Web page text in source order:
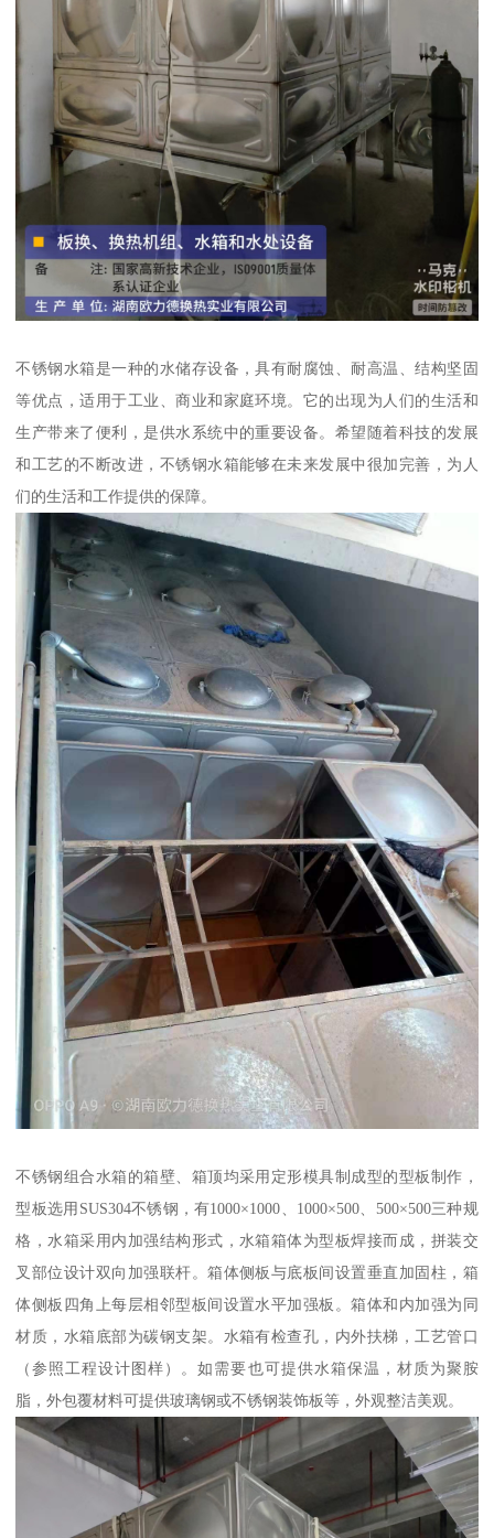
不锈钢水箱是一种的水储存设备，具有耐腐蚀、耐高温、结构坚固
等优点，适用于工业、商业和家庭环境。它的出现为人们的生活和
生产带来了便利，是供水系统中的重要设备。希望随着科技的发展
和工艺的不断改进，不锈钢水箱能够在未来发展中很加完善，为人
们的生活和工作提供的保障。
不锈钢组合水箱的箱壁、箱顶均采用定形模具制成型的型板制作，
型板选用SUS304不锈钢，有1000×1000、1000×500、500×500三种规
格，水箱采用内加强结构形式，水箱箱体为型板焊接而成，拼装交
叉部位设计双向加强联杆。箱体侧板与底板间设置垂直加固柱，箱
体侧板四角上每层相邻型板间设置水平加强板。箱体和内加强为同
材质，水箱底部为碳钢支架。水箱有检查孔，内外扶梯，工艺管口
（参照工程设计图样）。如需要也可提供水箱保温，材质为聚胺
脂，外包覆材料可提供玻璃钢或不锈钢装饰板等，外观整洁美观。